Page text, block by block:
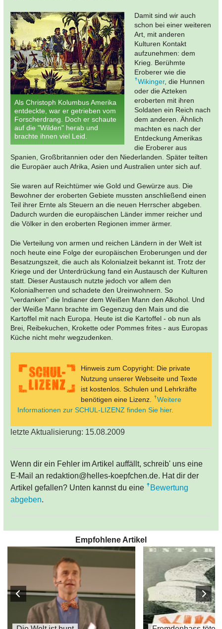
Als Christoph Kolumbus Amerika
entdeckte, war er getrieben vom
Forscherdrang. Doch er schaute
auf die "Wilden" herab und
brachte ihnen viel Leid.
Damit sind wir auch
schon bei einer weiteren
Art, mit anderen
Kulturen Kontakt
aufzunehmen: dem
Krieg. Berühmte
Eroberer wie die
Wikinger, die Hunnen
oder die Azteken
eroberten mit ihren
Soldaten ein Reich nach
dem anderen. Ähnlich
machten es nach der
Entdeckung Amerikas
die Eroberer aus
Spanien, Großbritannien oder den Niederlanden. Später teilten
die Europäer auch Afrika, Asien und Australien unter sich auf.
Sie waren auf Reichtümer wie Gold und Gewürze aus. Die
Bewohner der eroberten Gebiete mussten anschließend einen
Teil ihrer Ernte als Steuern an die neuen Herrscher abgeben.
Dadurch wurden die europäischen Länder immer reicher und
die Völker in den eroberten Regionen immer ärmer.
Die Verteilung von armen und reichen Ländern in der Welt ist
noch heute eine Folge der europäischen Eroberungen und der
Besatzungszeit, die auch als Kolonialzeit bekannt ist. Trotz der
Kriege und der Unterdrückung fand ein Austausch der Kulturen
statt. Dieser Austausch nutzte jedoch vor allem den
Kolonialherren und schadete den Ureinwohnern. So
"verdanken" die Indianer dem Weißen Mann den Alkohol. Und
der Weiße Mann brachte im Gegenzug den Mais und die
Kartoffel mit nach Europa. Heute ist die Kartoffel - ob nun als
Brei, Reibekuchen, Krokette oder Pommes frites - aus Europas
Küche nicht mehr wegzudenken.
Hinweis zum Copyright: Die private
Nutzung unserer Webseite und Texte
ist kostenlos. Schulen und Lehrkräfte
benötigen eine Lizenz.
Weitere
Informationen zur SCHUL-LIZENZ finden Sie hier.
letzte Aktualisierung: 15.08.2009
Wenn dir ein Fehler im Artikel auffällt, schreib' uns eine
E-Mail an redaktion@helles-koepfchen.de. Hat dir der
Artikel gefallen? Unten kannst du eine
Bewertung
abgeben.
Empfohlene Artikel